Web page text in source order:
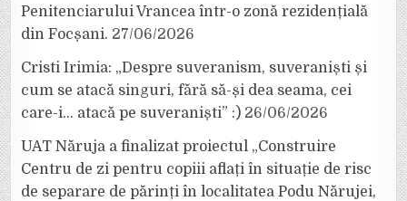
Penitenciarului Vrancea într-o zonă rezidențială
din Focșani. 27/06/2026
Cristi Irimia: „Despre suveranism, suveraniști și
cum se atacă singuri, fără să-și dea seama, cei
care-i… atacă pe suveraniști” :) 26/06/2026
UAT Năruja a finalizat proiectul „Construire
Centru de zi pentru copiii aflați în situație de risc
de separare de părinți în localitatea Podu Nărujei,